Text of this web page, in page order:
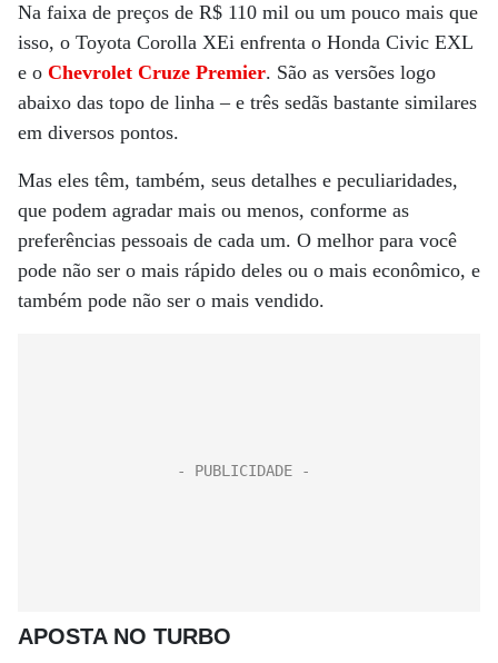
Na faixa de preços de R$ 110 mil ou um pouco mais que
isso, o Toyota Corolla XEi enfrenta o Honda Civic EXL
e o Chevrolet Cruze Premier. São as versões logo
abaixo das topo de linha – e três sedãs bastante similares
em diversos pontos.
Mas eles têm, também, seus detalhes e peculiaridades,
que podem agradar mais ou menos, conforme as
preferências pessoais de cada um. O melhor para você
pode não ser o mais rápido deles ou o mais econômico, e
também pode não ser o mais vendido.
APOSTA NO TURBO